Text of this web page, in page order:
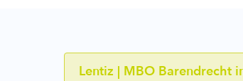
Lentiz | MBO Barendrecht